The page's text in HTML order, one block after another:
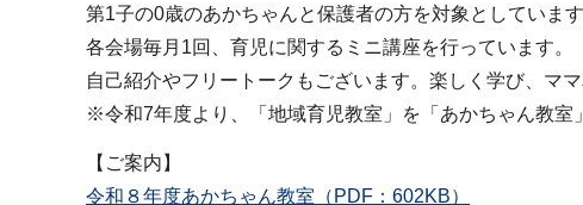
第1子の0歳のあかちゃんと保護者の方を対象としています
各会場毎月1回、育児に関するミニ講座を行っています。
自己紹介やフリートークもございます。楽しく学び、マ
※令和7年度より、「地域育児教室」を「あかちゃん教室
【ご案内】
令和８年度あかちゃん教室（PDF：602KB）